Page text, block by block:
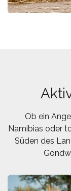
Ob ein
Namibias oder
Süden des